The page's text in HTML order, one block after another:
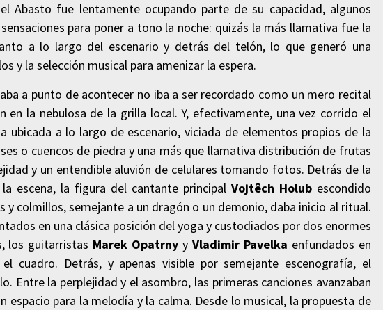
Abasto fue lentamente ocupando parte de su capacidad, algunos
para poner a tono la noche: quizás la más llamativa fue la
a lo largo del escenario y detrás del telón, lo que generó una
y la selección musical para amenizar la espera.
a punto de acontecer no iba a ser recordado como un mero recital
en la nebulosa de la grilla local. Y, efectivamente, una vez corrido el
ubicada a lo largo de escenario, viciada de elementos propios de la
o cuencos de piedra y una más que llamativa distribución de frutas
y un entendible aluvión de celulares tomando fotos. Detrás de la
escena, la figura del cantante principal Vojtêch Holubescondido
y colmillos, semejante a un dragón o un demonio, daba inicio al ritual.
en una clásica posición del yoga y custodiados por dos enormes
los guitarristas Marek Opatrny yVladimir Pavelka enfundados en
cuadro. Detrás, y apenas visible por semejante escenografía, el
Entre la perplejidad y el asombro, las primeras canciones avanzaban
espacio para la melodía y la calma. Desde lo musical, la propuesta de